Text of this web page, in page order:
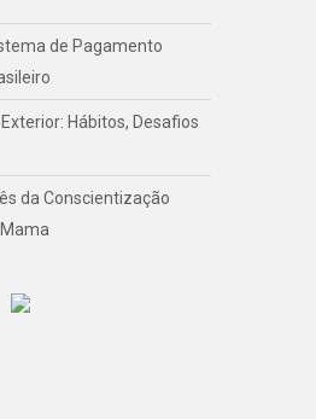
de Pagamento
Hábitos, Desafios
da Conscientização